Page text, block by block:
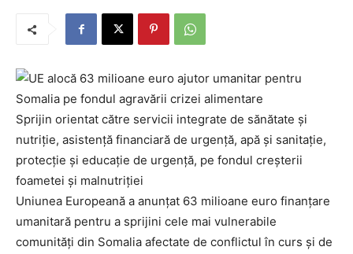
Sprijin orientat către servicii integrate de sănătate și
nutriție, asistență financiară de urgență, apă și sanitație,
protecție și educație de urgență, pe fondul creșterii
foametei și malnutriției
Uniunea Europeană a anunțat 63 milioane euro finanțare
umanitară pentru a sprijini cele mai vulnerabile
comunități din Somalia afectate de conflictul în curs și de